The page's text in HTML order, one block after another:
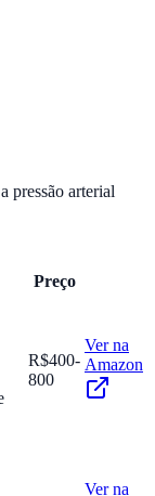
pressão arterial
Preço
R$400-
800
Ver na
Amazon
Ver na